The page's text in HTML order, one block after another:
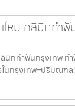
หม คลินิกทำฟั
นิกทำฟันกรุงเทพ ท
กรุงเทพ–ปริมณฑล